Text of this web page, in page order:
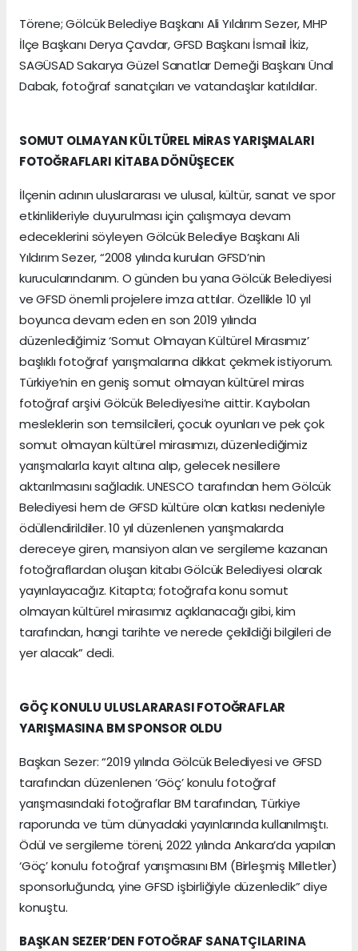
Törene; Gölcük Belediye Başkanı Ali Yıldırım Sezer, MHP
İlçe Başkanı Derya Çavdar, GFSD Başkanı İsmail İkiz,
SAGÜSAD Sakarya Güzel Sanatlar Derneği Başkanı Ünal
Dabak, fotoğraf sanatçıları ve vatandaşlar katıldılar.
SOMUT OLMAYAN KÜLTÜREL MİRAS YARIŞMALARI
FOTOĞRAFLARI KİTABA DÖNÜŞECEK
İlçenin adının uluslararası ve ulusal, kültür, sanat ve spor
etkinlikleriyle duyurulması için çalışmaya devam
edeceklerini söyleyen Gölcük Belediye Başkanı Ali
Yıldırım Sezer, “2008 yılında kurulan GFSD’nin
kurucularındanım. O günden bu yana Gölcük Belediyesi
ve GFSD önemli projelere imza attılar. Özellikle 10 yıl
boyunca devam eden en son 2019 yılında
düzenlediğimiz ‘Somut Olmayan Kültürel Mirasımız’
başlıklı fotoğraf yarışmalarına dikkat çekmek istiyorum.
Türkiye’nin en geniş somut olmayan kültürel miras
fotoğraf arşivi Gölcük Belediyesi’ne aittir. Kaybolan
mesleklerin son temsilcileri, çocuk oyunları ve pek çok
somut olmayan kültürel mirasımızı, düzenlediğimiz
yarışmalarla kayıt altına alıp, gelecek nesillere
aktarılmasını sağladık. UNESCO tarafından hem Gölcük
Belediyesi hem de GFSD kültüre olan katkısı nedeniyle
ödüllendirildiler. 10 yıl düzenlenen yarışmalarda
dereceye giren, mansiyon alan ve sergileme kazanan
fotoğraflardan oluşan kitabı Gölcük Belediyesi olarak
yayınlayacağız. Kitapta; fotoğrafa konu somut
olmayan kültürel mirasımız açıklanacağı gibi, kim
tarafından, hangi tarihte ve nerede çekildiği bilgileri de
yer alacak” dedi.
GÖÇ KONULU ULUSLARARASI FOTOĞRAFLAR
YARIŞMASINA BM SPONSOR OLDU
Başkan Sezer: “2019 yılında Gölcük Belediyesi ve GFSD
tarafından düzenlenen ‘Göç’ konulu fotoğraf
yarışmasındaki fotoğraflar BM tarafından, Türkiye
raporunda ve tüm dünyadaki yayınlarında kullanılmıştı.
Ödül ve sergileme töreni, 2022 yılında Ankara’da yapılan
‘Göç’ konulu fotoğraf yarışmasını BM (Birleşmiş Milletler)
sponsorluğunda, yine GFSD işbirliğiyle düzenledik” diye
konuştu.
BAŞKAN SEZER’DEN FOTOĞRAF SANATÇILARINA